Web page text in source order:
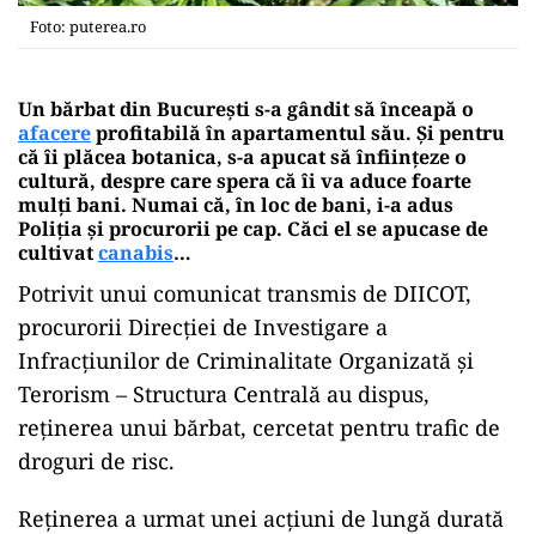
Foto: puterea.ro
Un bărbat din București s-a gândit să înceapă o
afacereprofitabilă în apartamentul său. Și pentru
că îi plăcea botanica, s-a apucat să înființeze o
cultură, despre care spera că îi va aduce foarte
mulți bani. Numai că, în loc de bani, i-a adus
Poliția și procurorii pe cap. Căci el se apucase de
cultivatcanabis…
Potrivit unui comunicat transmis de DIICOT,
procurorii Direcţiei de Investigare a
Infracţiunilor de Criminalitate Organizată şi
Terorism – Structura Centrală au dispus,
reţinerea unui bărbat, cercetat pentru trafic de
droguri de risc.
Reținerea a urmat unei acțiuni de lungă durată